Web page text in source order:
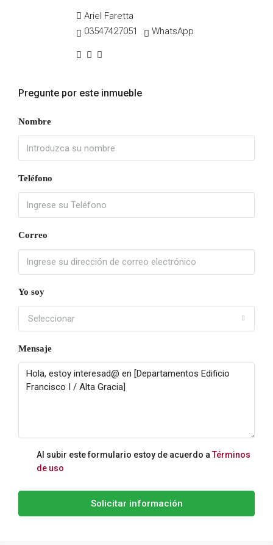
Ariel Faretta
03547427051
WhatsApp
Pregunte por este inmueble
Nombre
Teléfono
Correo
Yo soy
Seleccionar
Mensaje
Al subir este formulario estoy de acuerdo aTérminos
de uso
Solicitar información